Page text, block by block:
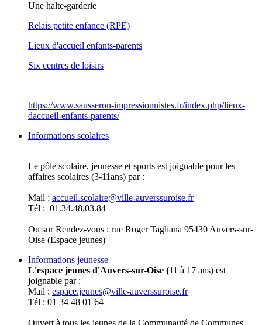
Une halte-garderie
Relais petite enfance (RPE)
Lieux d'accueil enfants-parents
Six centres de loisirs
https://www.sausseron-impressionnistes.fr/index.php/lieux-
daccueil-enfants-parents/
Informations scolaires
Le pôle scolaire, jeunesse et sports est joignable pour les
affaires scolaires (3-11ans) par :
Mail : accueil.scolaire@ville-auverssuroise.fr
Tél : 01.34.48.03.84
Ou sur Rendez-vous : rue Roger Tagliana 95430 Auvers-sur-
Oise (Espace jeunes)
Informations jeunesse
L'espace jeunes d'Auvers-sur-Oise (11 à 17 ans) est
joignable par :
Mail : espace.jeunes@ville-auverssuroise.fr
Tél : 01 34 48 01 64
Ouvert à tous les jeunes de la Communauté de Communes